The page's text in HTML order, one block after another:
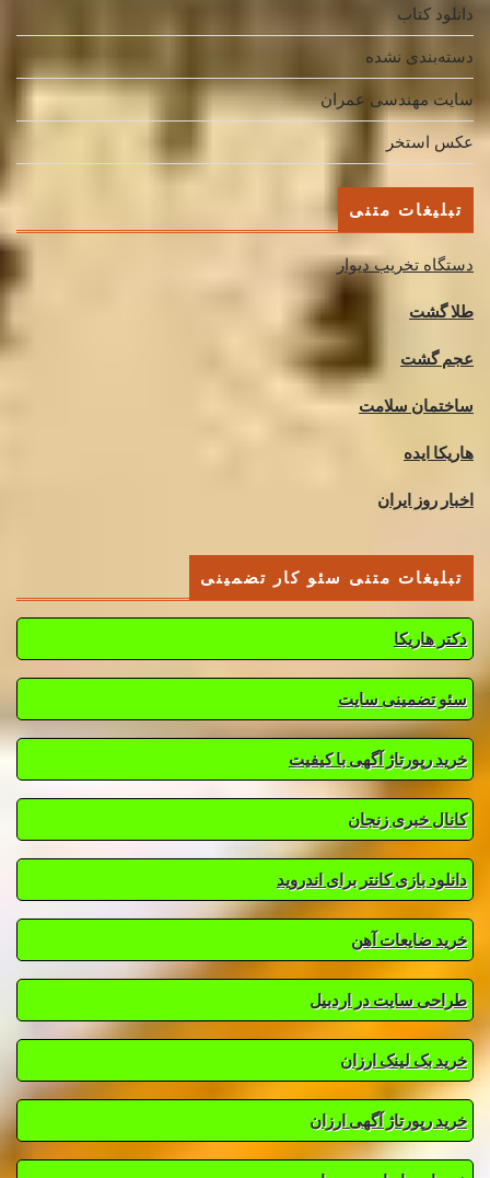
دانلود کتاب
دسته‌بندی نشده
سایت مهندسی عمران
عکس استخر
تبلیغات متنی
دستگاه تخریب دیوار
طلا گشت
عجم گشت
ساختمان سلامت
هاریکا ایده
اخبار روز ایران
تبلیغات متنی سئو کار تضمینی
دکتر هاریکا
سئو تضمینی سایت
خرید رپورتاژ آگهی با کیفیت
کانال خبری زنجان
دانلود بازی کانتر برای اندروید
خرید ضایعات آهن
طراحی سایت در اردبیل
خرید بک لینک ارزان
خرید رپورتاژ آگهی ارزان